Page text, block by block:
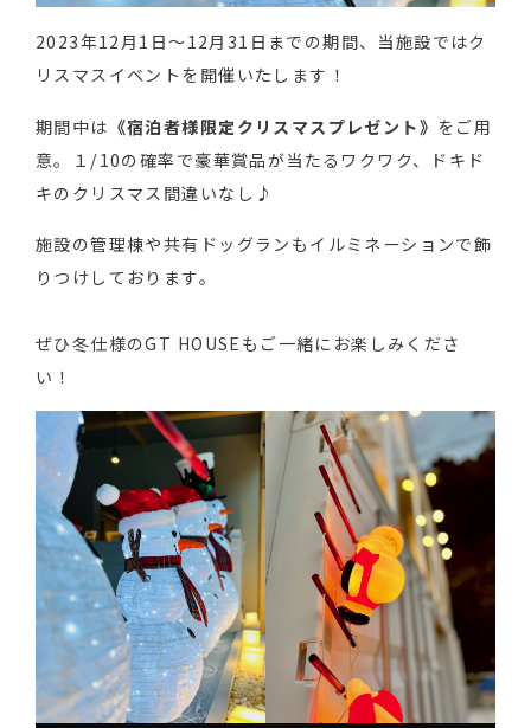
2023年12月1日～12月31日までの期間、当施設ではク
リスマスイベントを開催いたします！
期間中は 《宿泊者様限定クリスマスプレゼント》 をご用
意。１/10の確率で豪華賞品が当たるワクワク、ドキド
キのクリスマス間違いなし♪
施設の管理棟や共有ドッグランもイルミネーションで飾
りつけしております。
ぜひ冬仕様のGT HOUSEもご一緒にお楽しみくださ
い！